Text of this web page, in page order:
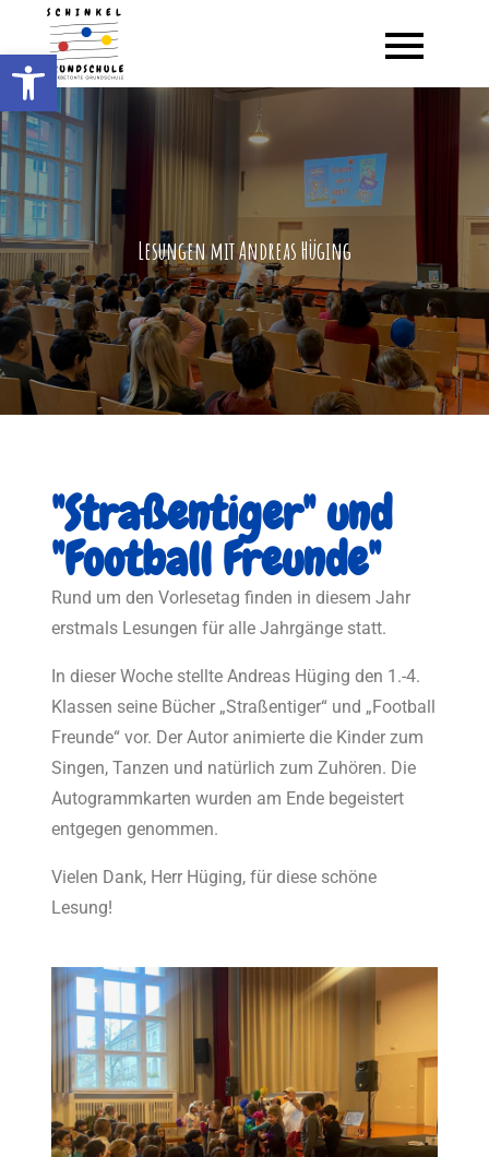
Werkzeugleiste öffnen
Lesungen mit Andreas Hüging
"Straßentiger" und
"Football Freunde"
Rund um den Vorlesetag finden in diesem Jahr
erstmals Lesungen für alle Jahrgänge statt.
In dieser Woche stellte Andreas Hüging den 1.-4.
Klassen seine Bücher „Straßentiger“ und „Football
Freunde“ vor. Der Autor animierte die Kinder zum
Singen, Tanzen und natürlich zum Zuhören. Die
Autogrammkarten wurden am Ende begeistert
entgegen genommen.
Vielen Dank, Herr Hüging, für diese schöne
Lesung!